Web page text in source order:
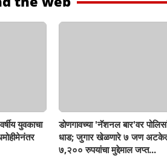
युवकाचा
डोणगावच्या 'नॅशनल बार'वर
धाड; जुगार खेळणारे ७ जण
७,२०० रुपयांचा मुद्देमाल जप्त...